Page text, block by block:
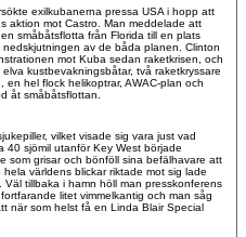
exilkubanerna pressa USA i hopp att
aktion mot Castro. Man meddelade att
småbåtsflotta från Florida till en plats
av de båda planen. Clinton
mot Kuba sedan raketkrisen, och
kustbevakningsbåtar, två raketkryssare
hel flock helikoptrar, AWAC-plan och
åt småbåtsflottan.
vilket visade sig vara just vad
40 sjömil utanför Key West började
som grisar och bönföll sina befälhavare att
världens blickar riktade mot sig lade
tillbaka i hamn höll man presskonferens
litet vimmelkantig och man såg
när som helst få en Linda Blair Special